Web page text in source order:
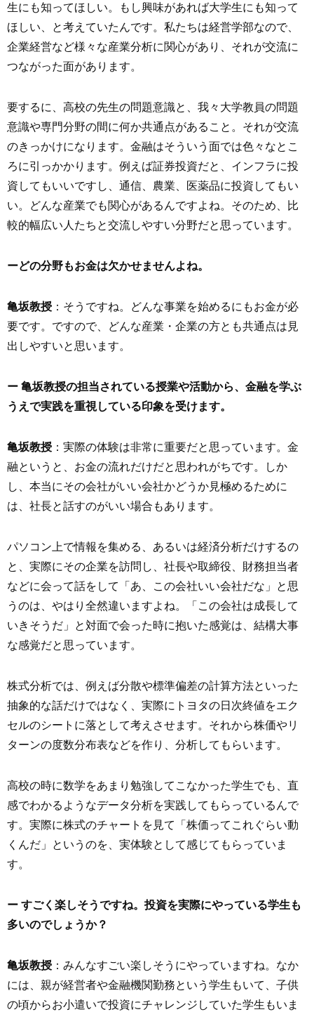
生にも知ってほしい。もし興味があれば大学生にも知って
ほしい、と考えていたんです。私たちは経営学部なので、
企業経営など様々な産業分析に関心があり、それが交流に
つながった面があります。
要するに、高校の先生の問題意識と、我々大学教員の問題
意識や専門分野の間に何か共通点があること。それが交流
のきっかけになります。金融はそういう面では色々なとこ
ろに引っかかります。例えば証券投資だと、インフラに投
資してもいいですし、通信、農業、医薬品に投資してもい
い。どんな産業でも関心があるんですよね。そのため、比
較的幅広い人たちと交流しやすい分野だと思っています。
ーどの分野もお金は欠かせませんよね。
亀坂教授 ：そうですね。どんな事業を始めるにもお金が必
要です。ですので、どんな産業・企業の方とも共通点は見
出しやすいと思います。
ー 亀坂教授の担当されている授業や活動から、金融を学ぶ
うえで実践を重視している印象を受けます。
亀坂教授 ：実際の体験は非常に重要だと思っています。金
融というと、お金の流れだけだと思われがちです。しか
し、本当にその会社がいい会社かどうか見極めるために
は、社長と話すのがいい場合もあります。
パソコン上で情報を集める、あるいは経済分析だけするの
と、実際にその企業を訪問し、社長や取締役、財務担当者
などに会って話をして「あ、この会社いい会社だな」と思
うのは、やはり全然違いますよね。「この会社は成長して
いきそうだ」と対面で会った時に抱いた感覚は、結構大事
な感覚だと思っています。
株式分析では、例えば分散や標準偏差の計算方法といった
抽象的な話だけではなく、実際にトヨタの日次終値をエク
セルのシートに落として考えさせます。それから株価やリ
ターンの度数分布表などを作り、分析してもらいます。
高校の時に数学をあまり勉強してこなかった学生でも、直
感でわかるようなデータ分析を実践してもらっているんで
す。実際に株式のチャートを見て「株価ってこれぐらい動
くんだ」というのを、実体験として感じてもらっていま
す。
ー すごく楽しそうですね。投資を実際にやっている学生も
多いのでしょうか？
亀坂教授 ：みんなすごい楽しそうにやっていますね。なか
には、親が経営者や金融機関勤務という学生もいて、子供
の頃からお小遣いで投資にチャレンジしていた学生もいま